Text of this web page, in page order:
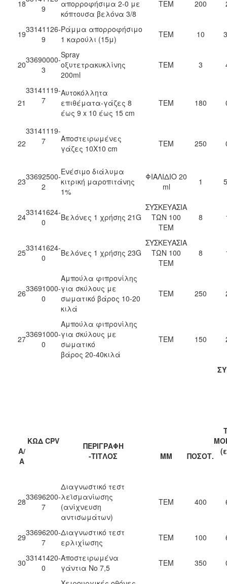
18
9
απορροφήσιμα 2-0 με
κόπτουσα βελόνα 3/8
ΤΕΜ 200
1933141126-
9
Ράμμα απορροφήσιμο
1 καρούλι (15μ)
ΤΕΜ 10
2033690000-
3
Spray
οξυτετρακυκλίνης
200ml
ΤΕΜ 3
21
33141119-
7
Αυτοκόλλητα
επιθέματα-γάζες 8
έως 9 x 10 έως 15 cm
ΤΕΜ 180
22
33141119-
7
Αποστειρωμένες
γάζες 10Χ10 cm
ΤΕΜ 250
2333692500-
2
Ενέσιμο διάλυμα
κιτρική μαροπιτάνης
1%
ΦΙΑΛΙΔΙΟ 20
ml
1
2433141624-
0
Βελόνες 1 χρήσης 21G
ΣΥΣΚΕΥΑΣΙΑ
ΤΩΝ 100
ΤΕΜ
8
2533141624-
0
Βελόνες 1 χρήσης 23G
ΣΥΣΚΕΥΑΣΙΑ
ΤΩΝ 100
ΤΕΜ
8
2633691000-
0
Αμπούλα φιπρονίλης
για σκύλους με
σωματικό βάρος 10-20
κιλά
ΤΕΜ 250
2733691000-
0
Αμπούλα φιπρονίλης
για σκύλους με
σωματικό
βάρος 20-40κιλά
ΤΕΜ 150
Α/
Α
ΚΩΔ CPV
ΠΕΡΙΓΡΑΦΗ
-ΤΙΤΛΟΣ
ΜΜ ΠΟΣΟΤ.
2833696200-
7
Διαγνωστικό τεστ
λεϊσμανίωσης
(ανίχνευση
αντισωμάτων)
ΤΕΜ 400
2933696200-
7
Διαγνωστικό τεστ
ερλιχίωσης
ΤΕΜ 100
3033141420-
0
Αποστειρωμένα
γάντια Νο 7,5
ΤΕΜ 350